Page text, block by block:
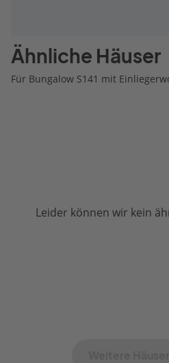
Ähnliche Häuser
Für Bungalow S141 mit
Leider können wir kein